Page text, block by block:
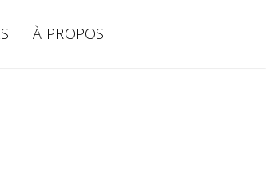
À PROPOS